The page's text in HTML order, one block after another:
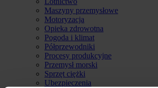
Maszyny przemysłowe
Motoryzacja
Opieka zdrowotna
Pogoda i klimat
Półprzewodniki
Procesy produkcyjne
Przemysł morski
Sprzęt ciężki
Ubezpieczenia